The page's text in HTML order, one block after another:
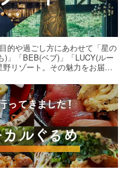
的や過ごし方にあわせて「星の
」「BEB(ベブ)」「LUCY(ルー
リゾート。その魅力をお届け